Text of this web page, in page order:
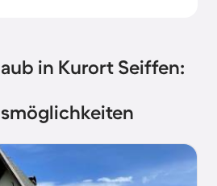
in Kurort Seiffen: